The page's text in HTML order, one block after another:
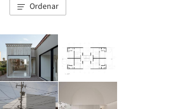
Ordenar